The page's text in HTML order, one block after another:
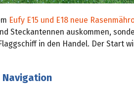
Eufy E15 und E18 neue
Steckantennen auskommen,
in den Handel. Der Start
Navigation